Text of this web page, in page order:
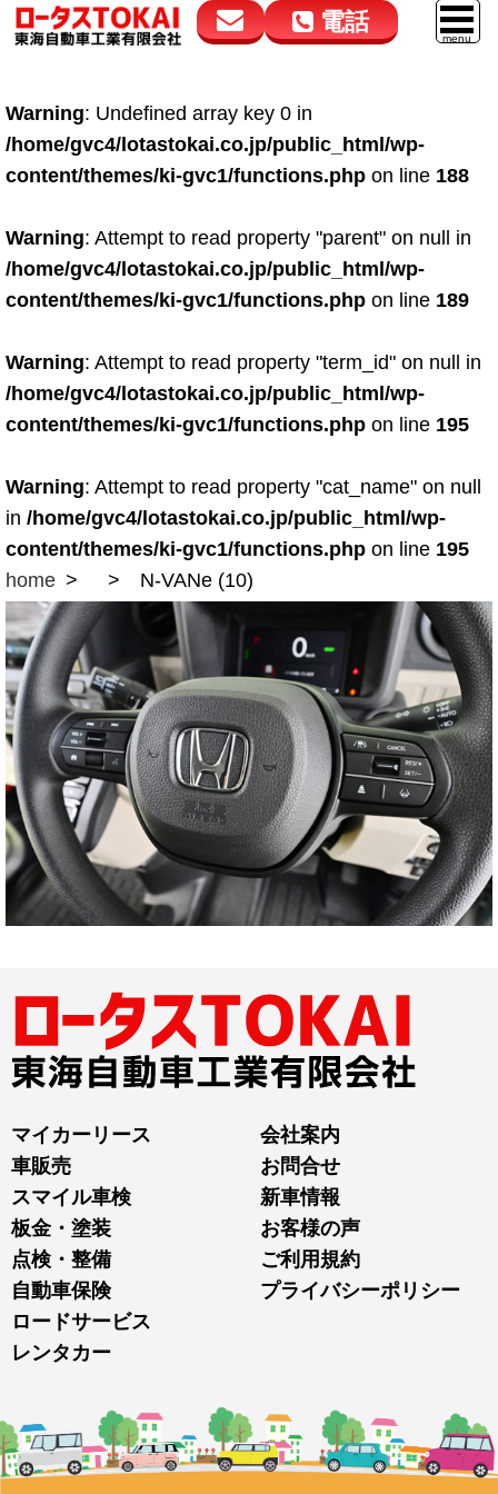
電話
050-5264-4432
9:00～18:00
050-5264-4433
9:00～18:00
車販売
スマイル車検
鈑金・塗装
点検・整備
ロードサービス
レンタカー
Warning: Undefined array key 0 in
/home/gvc4/lotastokai.co.jp/public_html/wp-
content/themes/ki-gvc1/functions.php on line 188
Warning: Attempt to read property "parent" on null in
/home/gvc4/lotastokai.co.jp/public_html/wp-
content/themes/ki-gvc1/functions.php on line 189
Warning: Attempt to read property "term_id" on null in
/home/gvc4/lotastokai.co.jp/public_html/wp-
content/themes/ki-gvc1/functions.php on line 195
Warning: Attempt to read property "cat_name" on null
in /home/gvc4/lotastokai.co.jp/public_html/wp-
content/themes/ki-gvc1/functions.php on line 195
home
N-VANe (10)
マイカーリース
車販売
スマイル車検
板金・塗装
点検・整備
自動車保険
ロードサービス
レンタカー
会社案内
お問合せ
新車情報
お客様の声
ご利用規約
プライバシーポリシー